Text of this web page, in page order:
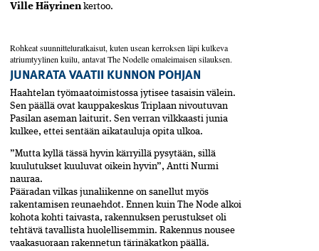
Ville Häyrinenkertoo.
Rohkeat suunnitteluratkaisut, kuten usean kerroksen läpi kulkeva
atriumtyylinen kuilu, antavat The Nodelle omaleimaisen silauksen.
JUNARATA VAATII KUNNON POHJAN
Haahtelan työmaatoimistossa jytisee tasaisin välein.
Sen päällä ovat kauppakeskus Triplaan nivoutuvan
Pasilan aseman laiturit. Sen verran vilkkaasti junia
kulkee, ettei sentään aikatauluja opita ulkoa.
”Mutta kyllä tässä hyvin kärryillä pysytään, sillä
kuulutukset kuuluvat oikein hyvin”, Antti Nurmi
nauraa.
Pääradan vilkas junaliikenne on sanellut myös
rakentamisen reunaehdot. Ennen kuin The Node alkoi
kohota kohti taivasta, rakennuksen perustukset oli
tehtävä tavallista huolellisemmin. Rakennus nousee
vaakasuoraan rakennetun tärinäkatkon päällä.